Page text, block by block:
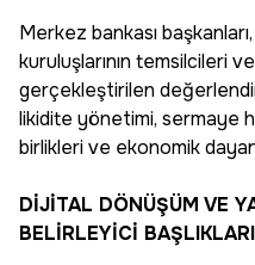
Merkez bankası
kuruluşlarının temsilcileri
gerçekleştirilen
likidite yönetimi, sermaye
birlikleri ve ekonomik
DİJİTAL DÖNÜŞÜM VE
BELİRLEYİCİ